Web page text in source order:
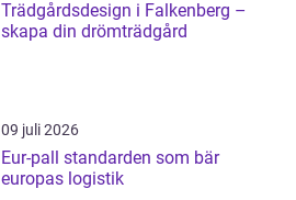
Trädgårdsdesign i Falkenberg –
skapa din drömträdgård
09 juli 2026
Eur-pall standarden som bär
europas logistik